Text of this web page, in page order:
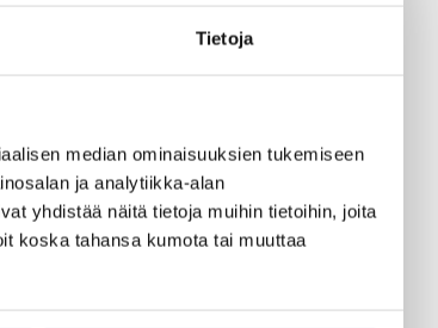
Tietoja
median ominaisuuksien tukemiseen
ja analytiikka-alan
yhdistää näitä tietoja muihin tietoihin, joita
koska tahansa kumota tai muuttaa
olleet
A-Nuorten
on
sarjan